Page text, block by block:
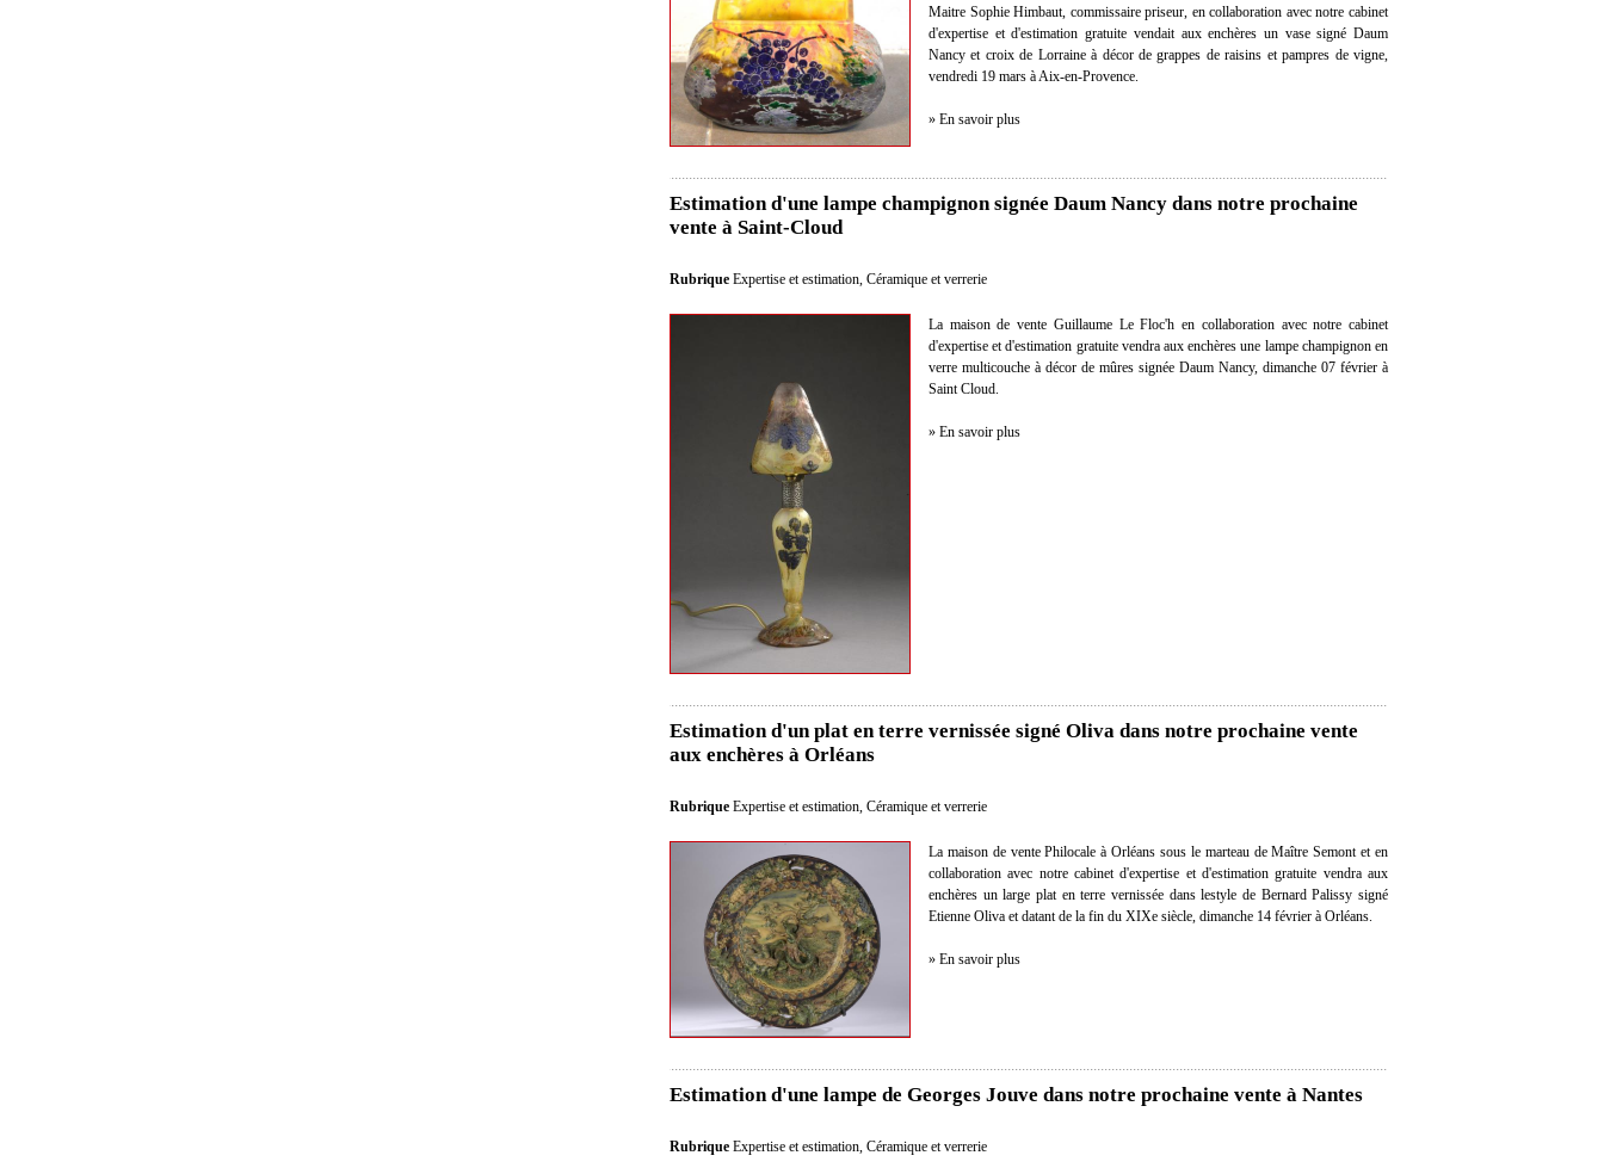
Maitre Sophie Himbaut, commissaire priseur, en collaboration avec notre cabinet
d'expertise et d'estimation gratuite vendait aux enchères un vase signé Daum
Nancy et croix de Lorraine à décor de grappes de raisins et pampres de vigne,
vendredi 19 mars à Aix-en-Provence.
» En savoir plus
Estimation d'une lampe champignon signée Daum Nancy dans notre prochaine
vente à Saint-Cloud
Rubrique Expertise et estimation, Céramique et verrerie
La maison de vente Guillaume Le Floc'h en collaboration avec notre cabinet
d'expertise et d'estimation gratuite vendra aux enchères une lampe champignon en
verre multicouche à décor de mûres signée Daum Nancy, dimanche 07 février à
Saint Cloud.
» En savoir plus
Estimation d'un plat en terre vernissée signé Oliva dans notre prochaine vente
aux enchères à Orléans
Rubrique Expertise et estimation, Céramique et verrerie
La maison de vente Philocale à Orléans sous le marteau de Maître Semont et en
collaboration avec notre cabinet d'expertise et d'estimation gratuite vendra aux
enchères un large plat en terre vernissée dans lestyle de Bernard Palissy signé
Etienne Oliva et datant de la fin du XIXe siècle, dimanche 14 février à Orléans.
» En savoir plus
Estimation d'une lampe de Georges Jouve dans notre prochaine vente à Nantes
Rubrique Expertise et estimation, Céramique et verrerie